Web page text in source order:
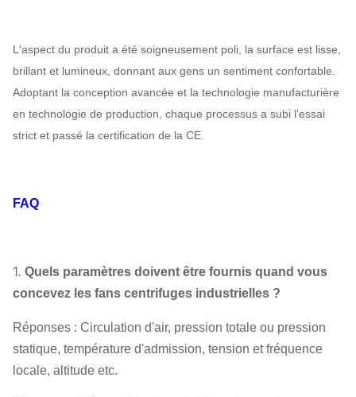
L'aspect du produit a été soigneusement poli, la surface est lisse,
brillant et lumineux, donnant aux gens un sentiment confortable.
Adoptant la conception avancée et la technologie manufacturière
en technologie de production, chaque processus a subi l'essai
strict et passé la certification de la CE.
FAQ
1. Quels paramètres doivent être fournis quand vous
concevez les fans centrifuges industrielles ?
Réponses : Circulation d'air, pression totale ou pression
statique, température d'admission, tension et fréquence
locale, altitude etc.